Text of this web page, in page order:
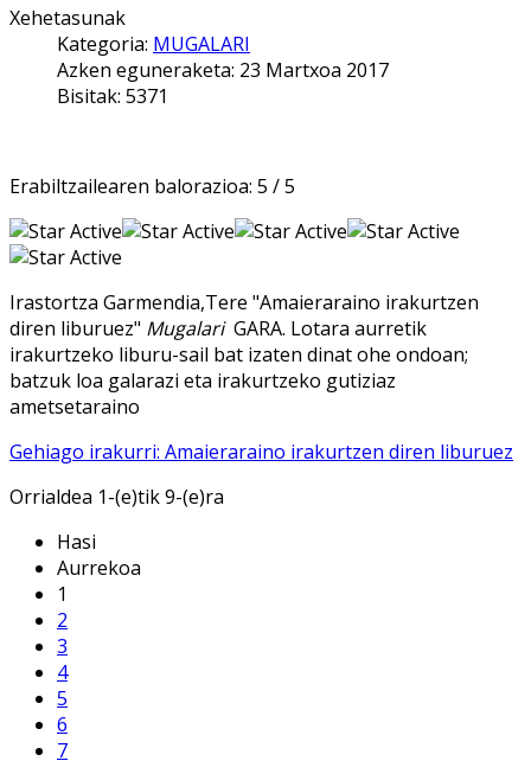
Xehetasunak
Kategoria: MUGALARI
Azken eguneraketa: 23 Martxoa 2017
Bisitak: 5371
Erabiltzailearen balorazioa: 5 /5
Irastortza Garmendia,Tere "Amaieraraino irakurtzen
diren liburuez" Mugalari GARA. Lotara aurretik
irakurtzeko liburu-sail bat izaten dinat ohe ondoan;
batzuk loa galarazi eta irakurtzeko gutiziaz
ametsetaraino
Gehiago irakurri: Amaieraraino irakurtzen diren liburuez
Orrialdea 1-(e)tik 9-(e)ra
Hasi
Aurrekoa
1
2
3
4
5
6
7